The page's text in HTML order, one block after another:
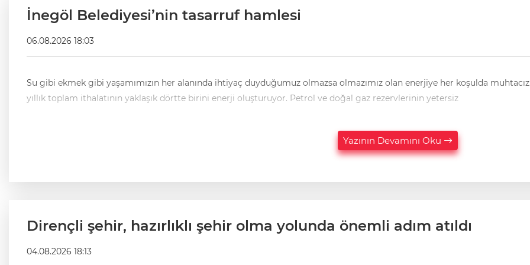
İnegöl Belediyesi’nin tasarruf hamlesi
06.08.2026 18:03
Su gibi ekmek gibi yaşamımızın her alanında ihtiyaç duyduğumuz olmazsa olmazımız olan enerjiye her koşulda muhtacız. Daha anlaşılır ifade ile vurgulamak gerekirse,
yıllık toplam ithalatının yaklaşık dörtte birini enerji oluşturuyor. Petrol ve doğal gaz rezervlerinin yetersiz
Yazının Devamını Oku
Dirençli şehir, hazırlıklı şehir olma yolunda önemli adım atıldı
04.08.2026 18:13